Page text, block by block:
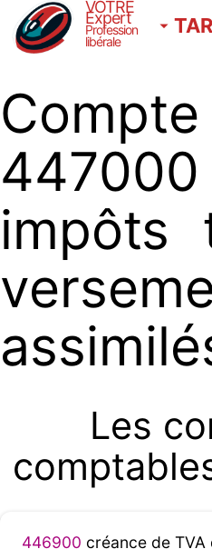
VOTRE
Expert
Profession
libérale
Compte
impôts
Les
446900 créance de